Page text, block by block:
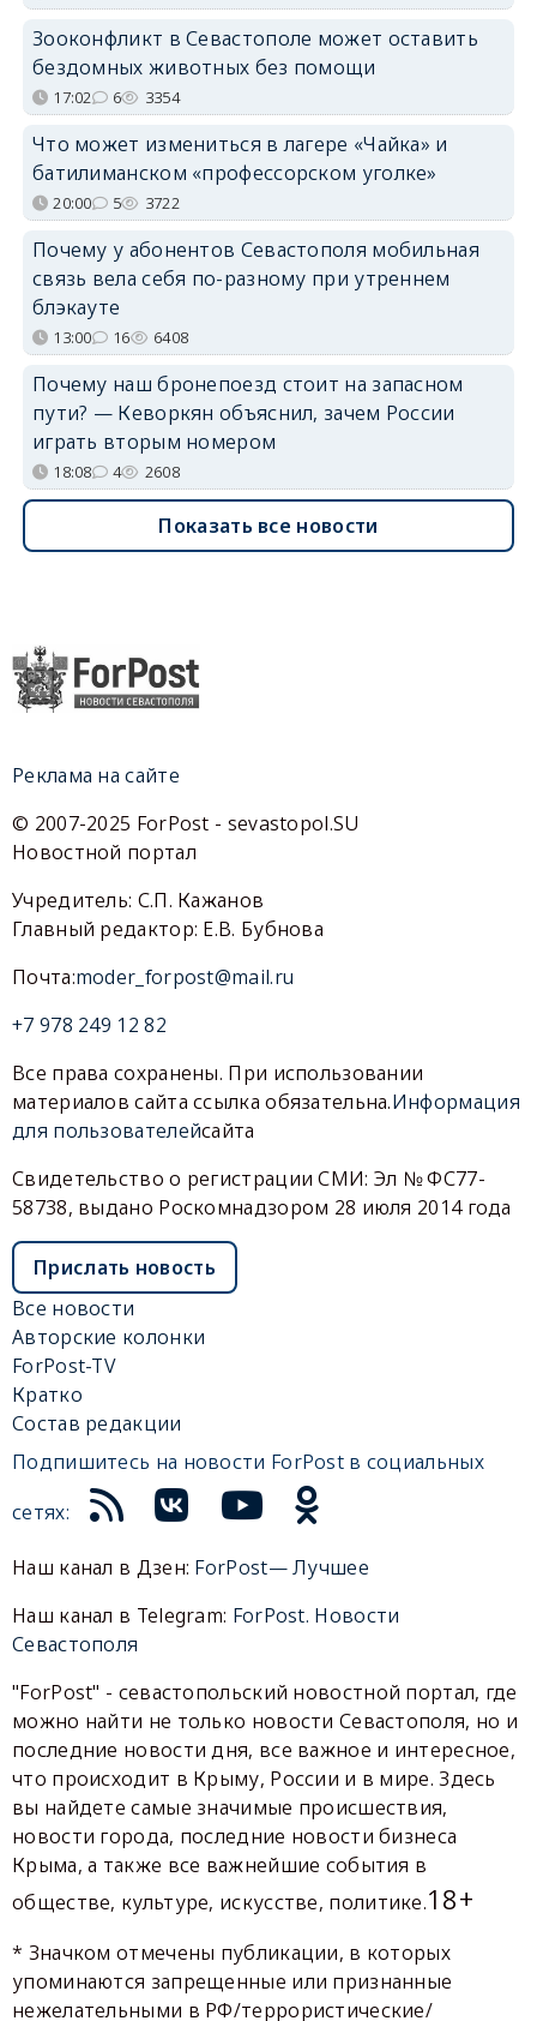
Зооконфликт в Севастополе может оставить
бездомных животных без помощи
17:02 6 3354
Что может измениться в лагере «Чайка» и
батилиманском «профессорском уголке»
20:00 5 3722
Почему у абонентов Севастополя мобильная
связь вела себя по-разному при утреннем
блэкауте
13:00 16 6408
Почему наш бронепоезд стоит на запасном
пути? — Кеворкян объяснил, зачем России
играть вторым номером
18:08 4 2608
Показать все новости
Реклама на сайте
© 2007-2025 ForPost - sevastopol.SU
Новостной портал
Учредитель: С.П. Кажанов
Главный редактор: Е.В. Бубнова
Почта:moder_forpost@mail.ru
+7 978 249 12 82
Все права сохранены. При использовании
материалов сайта ссылка обязательна.Информация
для пользователейсайта
Свидетельство о регистрации СМИ: Эл № ФС77-
58738, выдано Роскомнадзором 28 июля 2014 года
Прислать новость
Все новости
Авторские колонки
ForPost-TV
Кратко
Состав редакции
Подпишитесь на новости ForPost в социальных
сетях:
Наш канал в Дзен: ForPost— Лучшее
Наш канал в Telegram: ForPost. Новости
Севастополя
"ForPost" - севастопольский новостной портал, где
можно найти не только новости Севастополя, но и
последние новости дня, все важное и интересное,
что происходит в Крыму, России и в мире. Здесь
вы найдете самые значимые происшествия,
новости города, последние новости бизнеса
Крыма, а также все важнейшие события в
обществе, культуре, искусстве, политике.18+
* Значком отмечены публикации, в которых
упоминаются запрещенные или признанные
нежелательными в РФ/террористические/